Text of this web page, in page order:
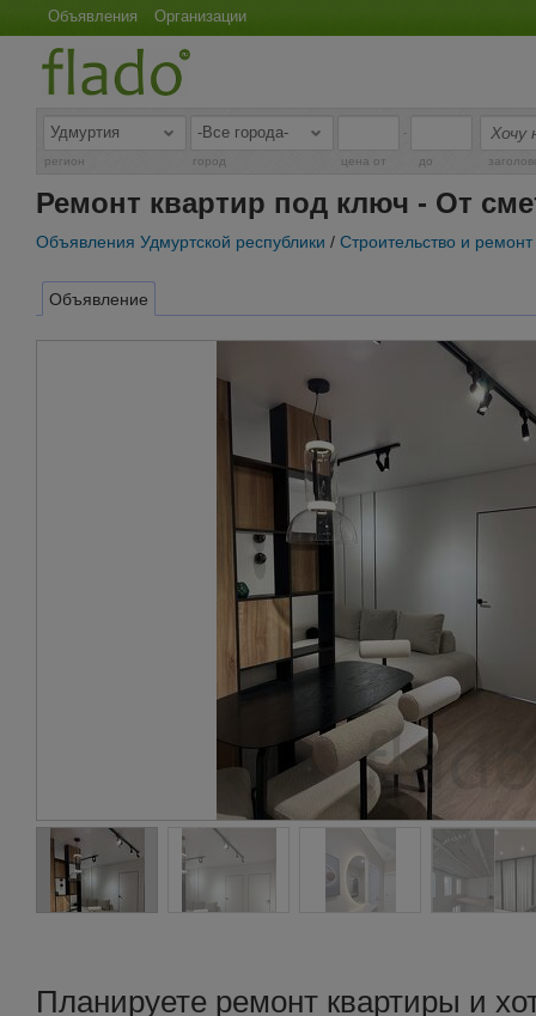
Объявления Организации
-
регион город цена от до
Ремонт квартир под ключ - От
Объявления Удмуртской республики / Строительство и ремонт
Объявление
Планируете ремонт квартиры и